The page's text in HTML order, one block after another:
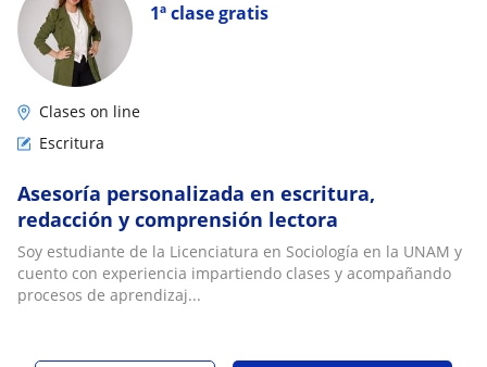
1ª clase gratis
Clases on line
Escritura
Asesoría personalizada en escritura,
redacción y comprensión lectora
Soy estudiante de la Licenciatura en Sociología en la UNAM y
cuento con experiencia impartiendo clases y acompañando
procesos de aprendizaj...